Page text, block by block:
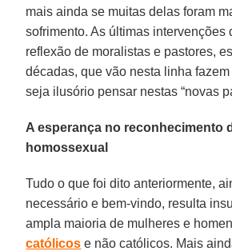
mais ainda se muitas delas foram
sofrimento. As últimas intervenções
reflexão de moralistas e pastores,
décadas, que vão nesta linha
seja ilusório pensar nestas “novas
A esperança no reconhecimento
homossexual
Tudo o que foi dito anteriormente,
necessário e bem-vindo, resulta
ampla maioria de mulheres e
católicos e não católicos. Mais